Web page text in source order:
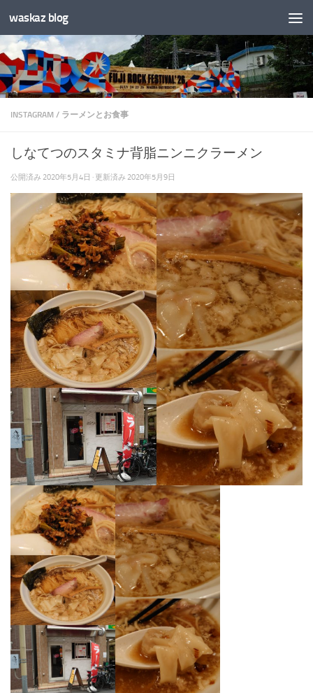
コンテンツへスキップ
waskaz blog
INSTAGRAM / ラーメンとお食事
しなてつのスタミナ背脂ニンニクラーメン
公開済み 2020年5月4日 · 更新済み 2020年5月9日